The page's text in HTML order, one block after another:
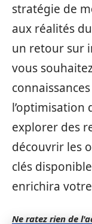
stratégie de
aux réalités
un retour sur
vous
l’optimisation
explorer des
découvrir les
clés
enrichira
Ne ratez rien de